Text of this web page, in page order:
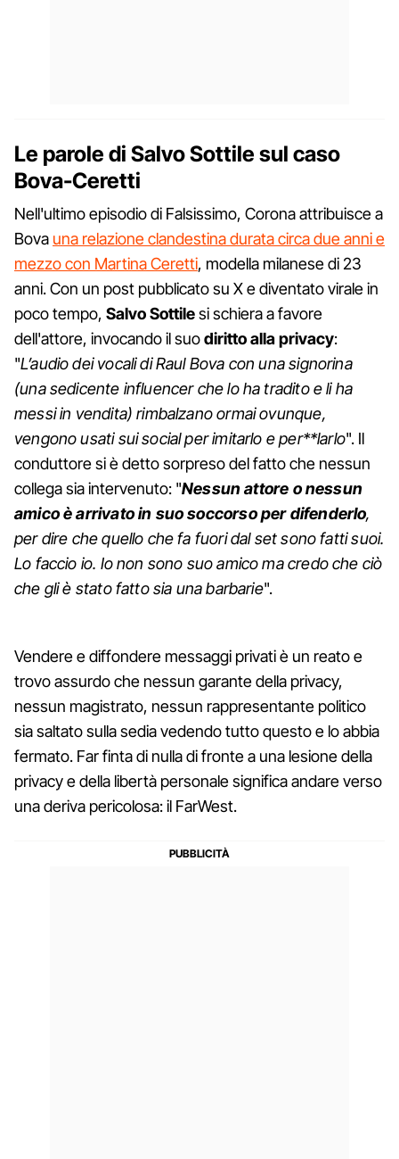
Le parole di Salvo Sottile sul caso
Bova-Ceretti
Nell'ultimo episodio di Falsissimo, Corona attribuisce a
Bova una relazione clandestina durata circa due anni e
mezzo con Martina Ceretti, modella milanese di 23
anni. Con un post pubblicato su X e diventato virale in
poco tempo, Salvo Sottilesi schiera a favore
dell'attore, invocando il suodiritto alla privacy:
"L’audio dei vocali di Raul Bova con una signorina
(una sedicente influencer che lo ha tradito e li ha
messi in vendita) rimbalzano ormai ovunque,
vengono usati sui social per imitarlo e per**larlo". Il
conduttore si è detto sorpreso del fatto che nessun
collega sia intervenuto: "Nessun attore o nessun
amico è arrivato in suo soccorso per difenderlo,
per dire che quello che fa fuori dal set sono fatti suoi.
Lo faccio io. Io non sono suo amico ma credo che ciò
che gli è stato fatto sia una barbarie".
Vendere e diffondere messaggi privati è un reato e
trovo assurdo che nessun garante della privacy,
nessun magistrato, nessun rappresentante politico
sia saltato sulla sedia vedendo tutto questo e lo abbia
fermato. Far finta di nulla di fronte a una lesione della
privacy e della libertà personale significa andare verso
una deriva pericolosa: il FarWest.